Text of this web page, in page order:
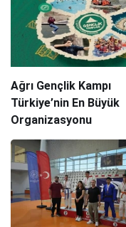
Ağrı Gençlik Kampı
Türkiye’nin En Büyük
Organizasyonu